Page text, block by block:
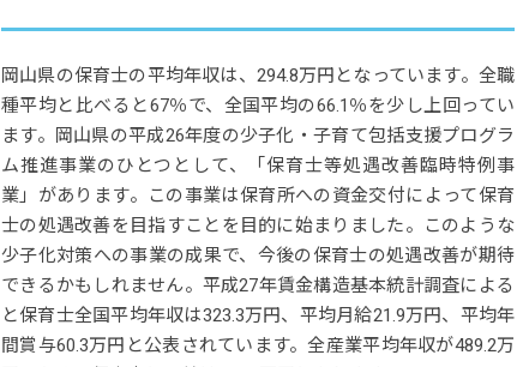
岡山県の保育士の平均年収は、294.8万円となっています。全職
種平均と比べると67％で、全国平均の66.1％を少し上回ってい
ます。岡山県の平成26年度の少子化・子育て包括支援プログラ
ム推進事業のひとつとして、「保育士等処遇改善臨時特例事
業」があります。この事業は保育所への資金交付によって保育
士の処遇改善を目指すことを目的に始まりました。このような
少子化対策への事業の成果で、今後の保育士の処遇改善が期待
できるかもしれません。平成27年賃金構造基本統計調査による
と保育士全国平均年収は323.3万円、平均月給21.9万円、平均年
間賞与60.3万円と公表されています。全産業平均年収が489.2万